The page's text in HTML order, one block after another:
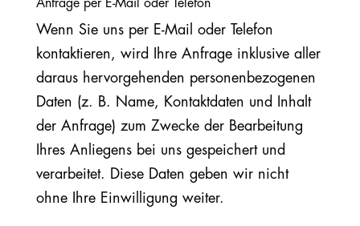
Anfrage per E-Mail oder Telefon
Wenn Sie uns per E-Mail oder Telefon
kontaktieren, wird Ihre Anfrage inklusive aller
daraus hervorgehenden personenbezogenen
Daten (z. B. Name, Kontaktdaten und Inhalt
der Anfrage) zum Zwecke der Bearbeitung
Ihres Anliegens bei uns gespeichert und
verarbeitet. Diese Daten geben wir nicht
ohne Ihre Einwilligung weiter.